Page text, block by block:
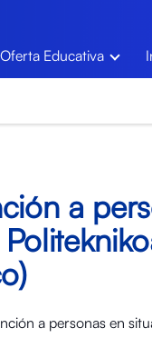
Oferta Educativa
a
a personas en